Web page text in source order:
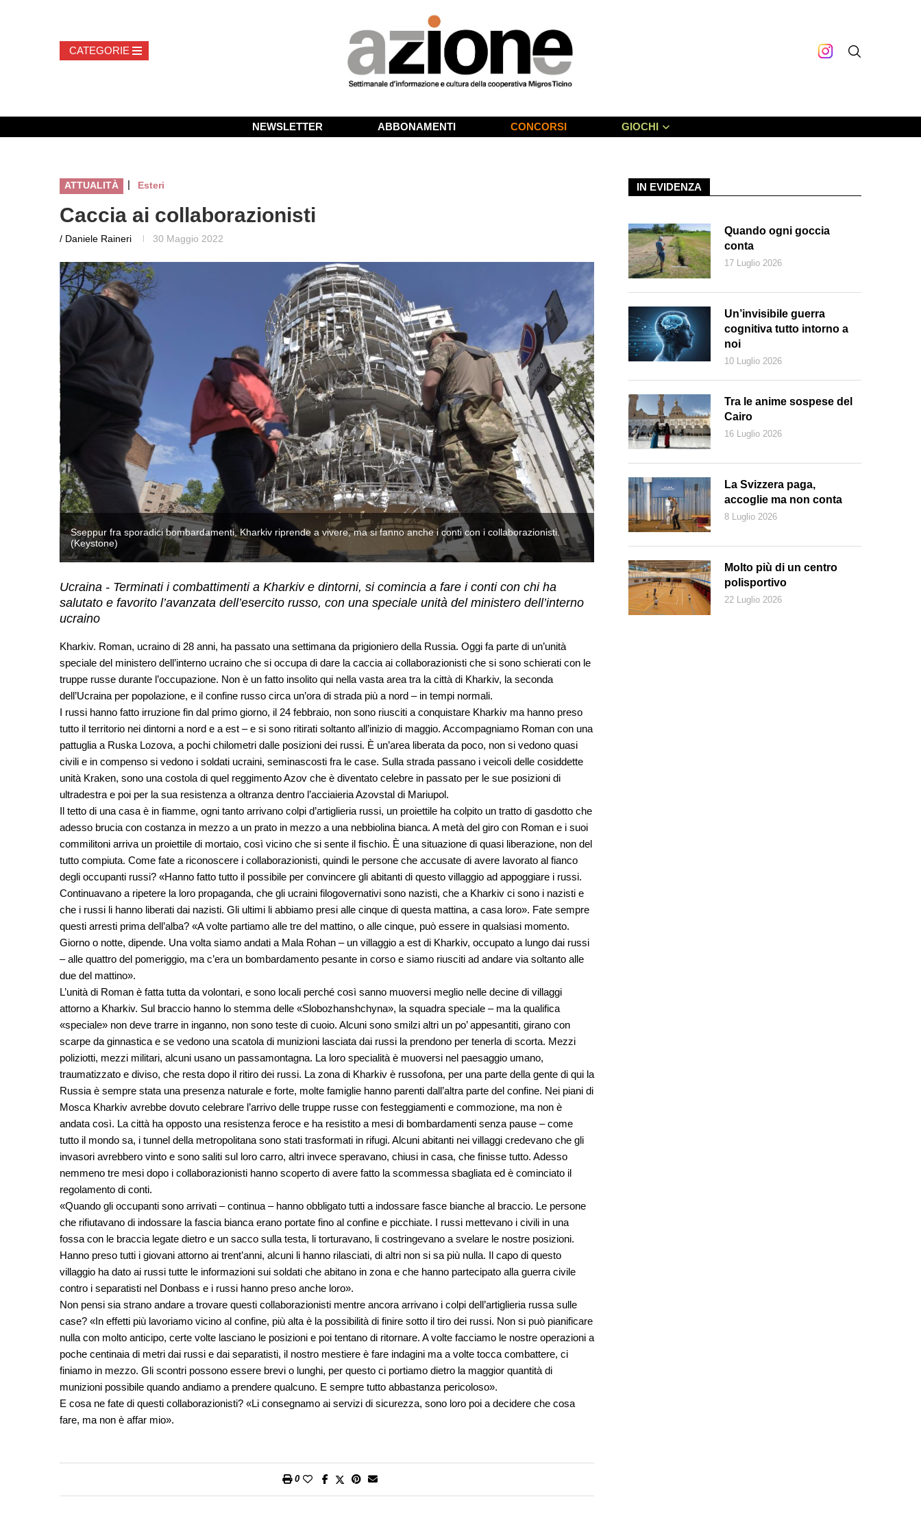
NEWSLETTER ABBONAMENTI CONCORSI GIOCHI
ATTUALITÀ | Esteri
Caccia ai collaborazionisti
/ Daniele Raineri 30 Maggio 2022
Sseppur fra sporadici bombardamenti, Kharkiv riprende a vivere, ma si fanno anche i conti con i collaborazionisti.
(Keystone)
Sseppur fra sporadici bombardamenti, Kharkiv riprende a vivere, ma si
(Keystone)
Ucraina - Terminati i combattimenti a Kharkiv e dintorni, si comincia a fare i conti con chi ha
salutato e favorito l’avanzata dell’esercito russo, con una speciale unità del ministero dell’interno
ucraino
Kharkiv. Roman, ucraino di 28 anni, ha passato una settimana da prigioniero della Russia. Oggi fa parte di un’unità
speciale del ministero dell’interno ucraino che si occupa di dare la caccia ai collaborazionisti che si sono schierati con le
truppe russe durante l’occupazione. Non è un fatto insolito qui nella vasta area tra la città di Kharkiv, la seconda
dell’Ucraina per popolazione, e il confine russo circa un’ora di strada più a nord – in tempi normali.
I russi hanno fatto irruzione fin dal primo giorno, il 24 febbraio, non sono riusciti a conquistare Kharkiv ma hanno preso
tutto il territorio nei dintorni a nord e a est – e si sono ritirati soltanto all’inizio di maggio. Accompagniamo Roman con una
pattuglia a Ruska Lozova, a pochi chilometri dalle posizioni dei russi. È un’area liberata da poco, non si vedono quasi
civili e in compenso si vedono i soldati ucraini, seminascosti fra le case. Sulla strada passano i veicoli delle cosiddette
unità Kraken, sono una costola di quel reggimento Azov che è diventato celebre in passato per le sue posizioni di
ultradestra e poi per la sua resistenza a oltranza dentro l’acciaieria Azovstal di Mariupol.
Il tetto di una casa è in fiamme, ogni tanto arrivano colpi d’artiglieria russi, un proiettile ha colpito un tratto di gasdotto che
adesso brucia con costanza in mezzo a un prato in mezzo a una nebbiolina bianca. A metà del giro con Roman e i suoi
commilitoni arriva un proiettile di mortaio, così vicino che si sente il fischio. È una situazione di quasi liberazione, non del
tutto compiuta. Come fate a riconoscere i collaborazionisti, quindi le persone che accusate di avere lavorato al fianco
degli occupanti russi? «Hanno fatto tutto il possibile per convincere gli abitanti di questo villaggio ad appoggiare i russi.
Continuavano a ripetere la loro propaganda, che gli ucraini filogovernativi sono nazisti, che a Kharkiv ci sono i nazisti e
che i russi li hanno liberati dai nazisti. Gli ultimi li abbiamo presi alle cinque di questa mattina, a casa loro». Fate sempre
questi arresti prima dell’alba? «A volte partiamo alle tre del mattino, o alle cinque, può essere in qualsiasi momento.
Giorno o notte, dipende. Una volta siamo andati a Mala Rohan – un villaggio a est di Kharkiv, occupato a lungo dai russi
– alle quattro del pomeriggio, ma c’era un bombardamento pesante in corso e siamo riusciti ad andare via soltanto alle
due del mattino».
L’unità di Roman è fatta tutta da volontari, e sono locali perché così sanno muoversi meglio nelle decine di villaggi
attorno a Kharkiv. Sul braccio hanno lo stemma delle «Slobozhanshchyna», la squadra speciale – ma la qualifica
«speciale» non deve trarre in inganno, non sono teste di cuoio. Alcuni sono smilzi altri un po’ appesantiti, girano con
scarpe da ginnastica e se vedono una scatola di munizioni lasciata dai russi la prendono per tenerla di scorta. Mezzi
poliziotti, mezzi militari, alcuni usano un passamontagna. La loro specialità è muoversi nel paesaggio umano,
traumatizzato e diviso, che resta dopo il ritiro dei russi. La zona di Kharkiv è russofona, per una parte della gente di qui la
Russia è sempre stata una presenza naturale e forte, molte famiglie hanno parenti dall’altra parte del confine. Nei piani di
Mosca Kharkiv avrebbe dovuto celebrare l’arrivo delle truppe russe con festeggiamenti e commozione, ma non è
andata così. La città ha opposto una resistenza feroce e ha resistito a mesi di bombardamenti senza pause – come
tutto il mondo sa, i tunnel della metropolitana sono stati trasformati in rifugi. Alcuni abitanti nei villaggi credevano che gli
invasori avrebbero vinto e sono saliti sul loro carro, altri invece speravano, chiusi in casa, che finisse tutto. Adesso
nemmeno tre mesi dopo i collaborazionisti hanno scoperto di avere fatto la scommessa sbagliata ed è cominciato il
regolamento di conti.
«Quando gli occupanti sono arrivati – continua – hanno obbligato tutti a indossare fasce bianche al braccio. Le persone
che rifiutavano di indossare la fascia bianca erano portate fino al confine e picchiate. I russi mettevano i civili in una
fossa con le braccia legate dietro e un sacco sulla testa, li torturavano, li costringevano a svelare le nostre posizioni.
Hanno preso tutti i giovani attorno ai trent’anni, alcuni li hanno rilasciati, di altri non si sa più nulla. Il capo di questo
villaggio ha dato ai russi tutte le informazioni sui soldati che abitano in zona e che hanno partecipato alla guerra civile
contro i separatisti nel Donbass e i russi hanno preso anche loro».
Non pensi sia strano andare a trovare questi collaborazionisti mentre ancora arrivano i colpi dell’artiglieria russa sulle
case? «In effetti più lavoriamo vicino al confine, più alta è la possibilità di finire sotto il tiro dei russi. Non si può pianificare
nulla con molto anticipo, certe volte lasciano le posizioni e poi tentano di ritornare. A volte facciamo le nostre operazioni a
poche centinaia di metri dai russi e dai separatisti, il nostro mestiere è fare indagini ma a volte tocca combattere, ci
finiamo in mezzo. Gli scontri possono essere brevi o lunghi, per questo ci portiamo dietro la maggior quantità di
munizioni possibile quando andiamo a prendere qualcuno. E sempre tutto abbastanza pericoloso».
E cosa ne fate di questi collaborazionisti? «Li consegnamo ai servizi di sicurezza, sono loro poi a decidere che cosa
fare, ma non è affar mio».
0
IN EVIDENZA
Quando ogni goccia
conta
17 Luglio 2026
Un’invisibile guerra
cognitiva tutto intorno a
noi
10 Luglio 2026
Tra le anime sospese del
Cairo
16 Luglio 2026
La Svizzera paga,
accoglie ma non conta
8 Luglio 2026
Molto più di un centro
polisportivo
22 Luglio 2026